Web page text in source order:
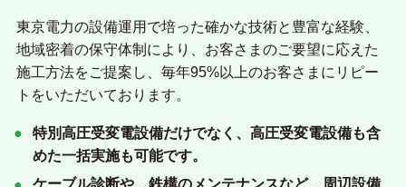
東京電力の設備運用で培った確かな技術と豊富な経験、
地域密着の保守体制により、お客さまのご要望に応えた
施工方法をご提案し、毎年95%以上のお客さまにリピー
トをいただいております。
特別高圧受変電設備だけでなく、高圧受変電設備も含
めた一括実施も可能です。
ケーブル診断や、鉄構のメンテナンスなど、周辺設備